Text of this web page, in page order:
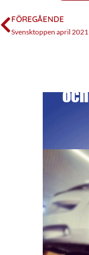
FÖREGÅENDE
Svensktoppen april 2021